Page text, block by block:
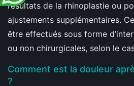
résultats de la rhinoplastie ou
ajustements supplémentaires.
être effectués sous forme
ou non chirurgicales, selon le
Comment est la douleur
?